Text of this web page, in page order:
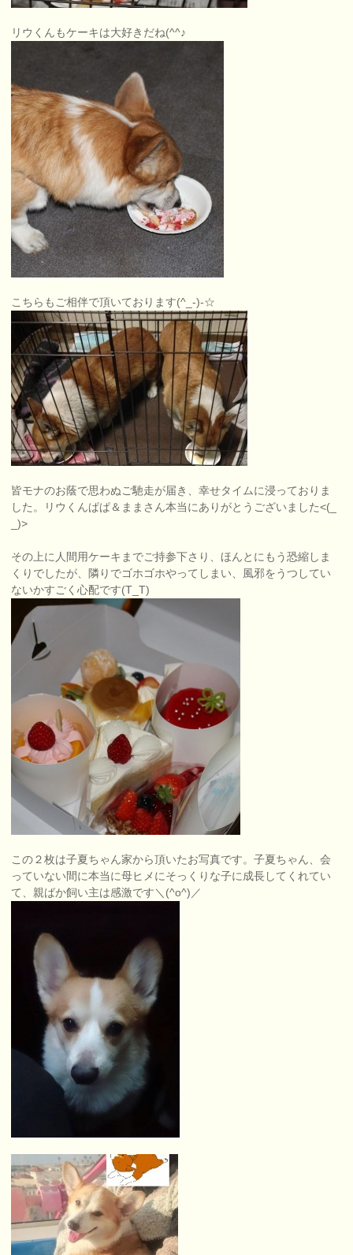
リウくんもケーキは大好きだね(^^♪
こちらもご相伴で頂いております(^_-)-☆
皆モナのお蔭で思わぬご馳走が届き、幸せタイムに浸っておりま
した。リウくんぱぱ＆ままさん本当にありがとうございました<(_
_)>
その上に人間用ケーキまでご持参下さり、ほんとにもう恐縮しま
くりでしたが、隣りでゴホゴホやってしまい、風邪をうつしてい
ないかすごく心配です(T_T)
この２枚は子夏ちゃん家から頂いたお写真です。子夏ちゃん、会
っていない間に本当に母ヒメにそっくりな子に成長してくれてい
て、親ばか飼い主は感激です＼(^o^)／